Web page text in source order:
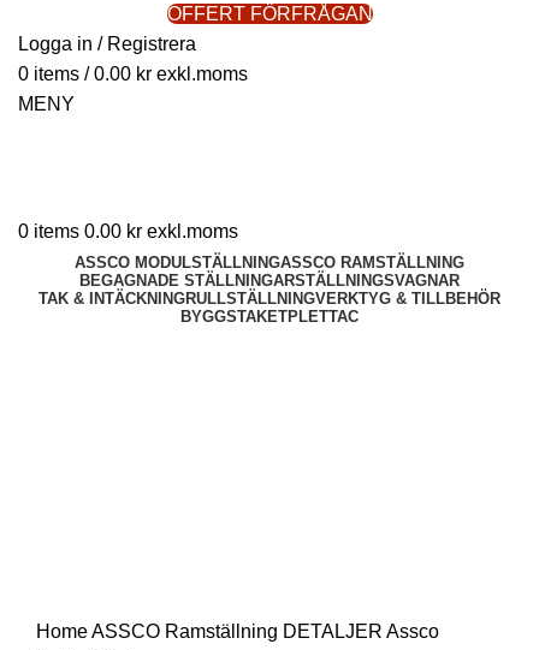
OFFERT FÖRFRÅGAN
Logga in / Registrera
0 items / 0.00 kr
MENY
0 items 0.00 kr
ASSCO MODULSTÄLLNINGASSCO RAMSTÄLLNING
BEGAGNADE STÄLLNINGARSTÄLLNINGSVAGNAR
TAK & INTÄCKNINGRULLSTÄLLNINGVERKTYG & TILLBEHÖR
BYGGSTAKETPLETTAC
HomeASSCO Ramställning DETALJER Assco